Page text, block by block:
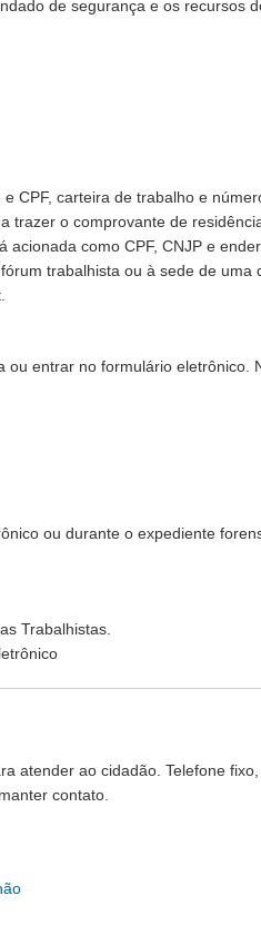
de segurança e os recursos
CPF, carteira de trabalho e
trazer o comprovante de
acionada como CPF, CNJP e
trabalhista ou à sede de uma
entrar no formulário eletrônico.
ou durante o expediente
Trabalhistas.
atender ao cidadão. Telefone
contato.